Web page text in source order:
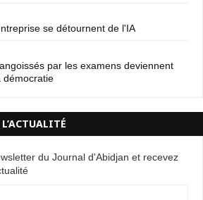
se détournent de l'IA
par les examens deviennent
démocratie
du Journal d'Abidjan et recevez